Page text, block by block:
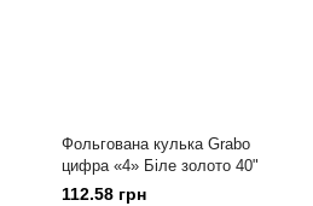
Фольгована кулька Grabo
цифра «4» Біле золото 40"
112.58 грн